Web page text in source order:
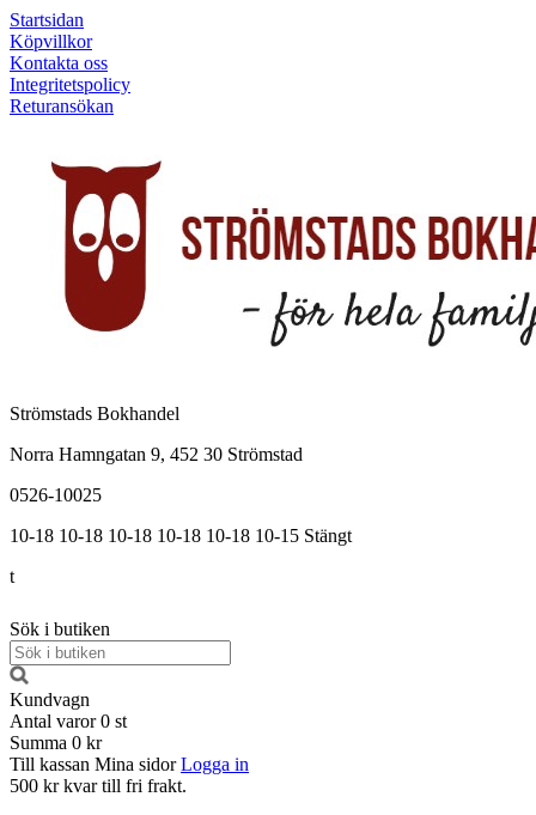
Startsidan
Köpvillkor
Kontakta oss
Integritetspolicy
Returansökan
Strömstads Bokhandel
Norra Hamngatan 9, 452 30 Strömstad
0526-10025
10-18 10-18 10-18 10-18 10-18 10-15 Stängt
t
Sök i butiken
Kundvagn
Antal varor 0 st
Summa 0 kr
Till kassan Mina sidor Logga in
500 kr kvar till fri frakt.